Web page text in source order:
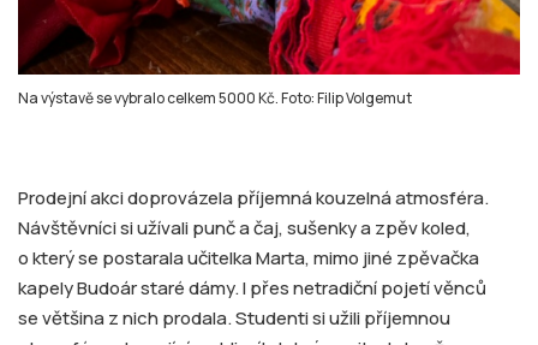
Na výstavě se vybralo celkem 5000 Kč. Foto: Filip Volgemut
Prodejní akci doprovázela příjemná kouzelná atmosféra.
Návštěvníci si užívali punč a čaj, sušenky a zpěv koled,
o který se postarala učitelka Marta, mimo jiné zpěvačka
kapely Budoár staré dámy. I přes netradiční pojetí věnců
se většina z nich prodala. Studenti si užili příjemnou